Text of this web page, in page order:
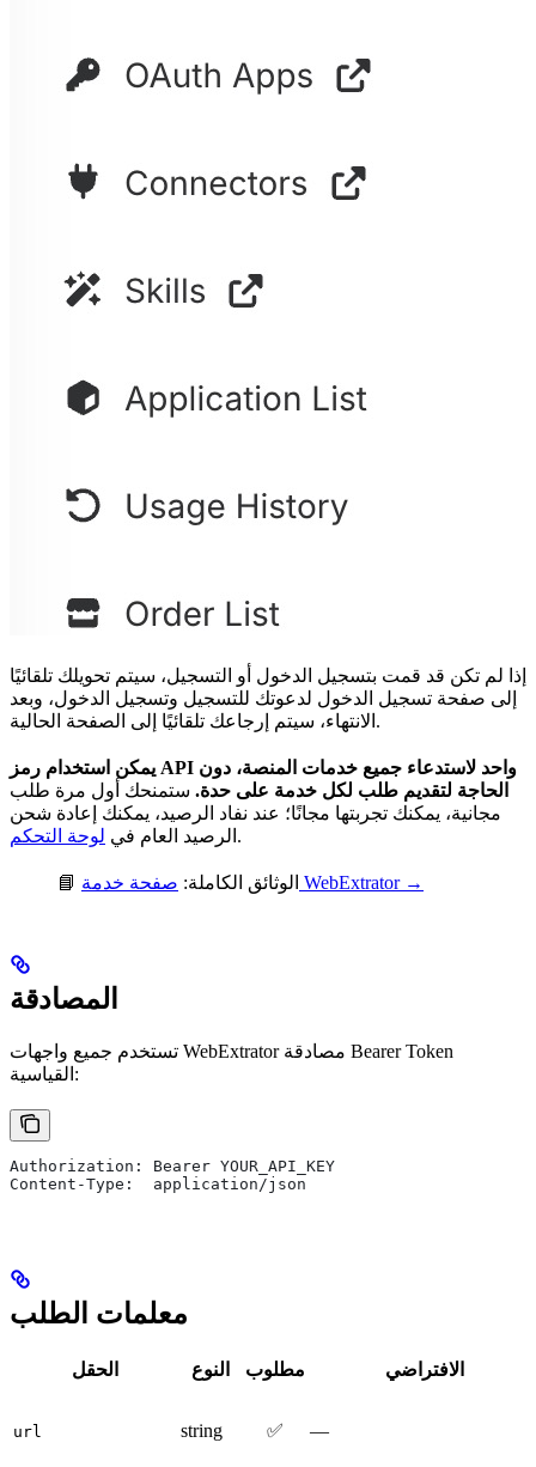
إذا لم تكن قد قمت بتسجيل الدخول أو التسجيل، سيتم تحويلك تلقائيًا
إلى صفحة تسجيل الدخول لدعوتك للتسجيل وتسجيل الدخول، وبعد
الانتهاء، سيتم إرجاعك تلقائيًا إلى الصفحة الحالية.
يمكن استخدام رمز API واحد لاستدعاء جميع خدمات المنصة، دون
الحاجة لتقديم طلب لكل خدمة على حدة. ستمنحك أول مرة طلب
مجانية، يمكنك تجربتها مجانًا؛ عند نفاد الرصيد، يمكنك إعادة شحن
الرصيد العام في لوحة التحكم .
📘 الوثائق الكاملة: صفحة خدمة WebExtrator →
المصادقة
تستخدم جميع واجهات WebExtrator مصادقة Bearer Token
القياسية:
Authorization: Bearer YOUR_API_KEY
Content-Type:  application/json
معلمات الطلب
الحقل النوع مطلوب الافتراضي
url string ✅ —